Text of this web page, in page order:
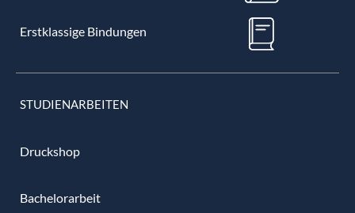
Erstklassige Bindungen
STUDIENARBEITEN
Druckshop
Bachelorarbeit